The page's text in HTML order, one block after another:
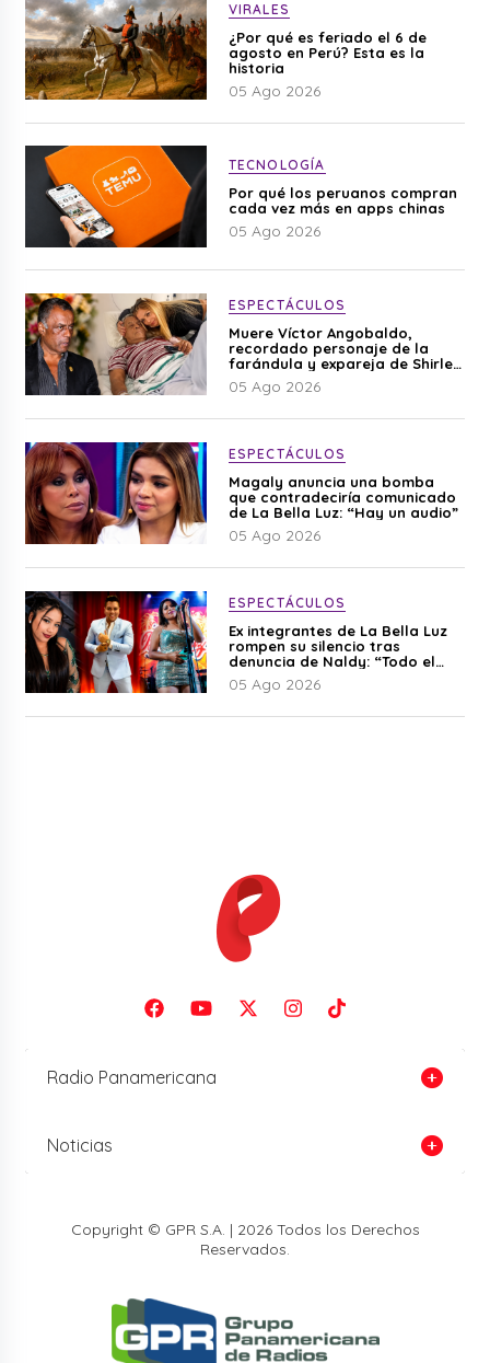
VIRALES
¿Por qué es feriado el 6 de
agosto en Perú? Esta es la
historia
05 Ago 2026
TECNOLOGÍA
Por qué los peruanos compran
cada vez más en apps chinas
05 Ago 2026
ESPECTÁCULOS
Muere Víctor Angobaldo,
recordado personaje de la
farándula y expareja de Shirley
Cherres
05 Ago 2026
ESPECTÁCULOS
Magaly anuncia una bomba
que contradeciría comunicado
de La Bella Luz: “Hay un audio”
05 Ago 2026
ESPECTÁCULOS
Ex integrantes de La Bella Luz
rompen su silencio tras
denuncia de Naldy: “Todo el
mundo lo sabía”
05 Ago 2026
Radio Panamericana
Noticias
Copyright © GPR S.A. | 2026 Todos los Derechos
Reservados.